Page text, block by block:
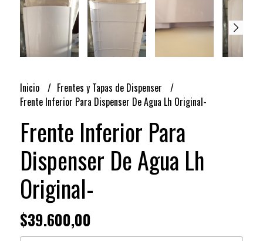
Inicio
Frentes y Tapas de Dispenser
Frente Inferior Para Dispenser De Agua Lh Original-
Frente Inferior Para
Dispenser De Agua Lh
Original-
$39.600,00